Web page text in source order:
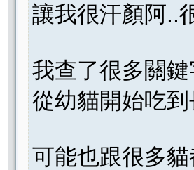
讓我很汗顏阿..
我查了很多關
從幼貓開始吃
可能也跟很多